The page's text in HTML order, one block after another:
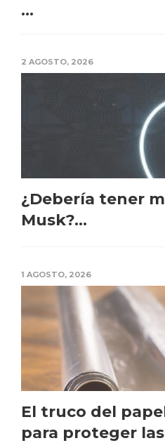
...
2 AGOSTO, 2026
¿Debería tener
Musk?...
1 AGOSTO, 2026
El truco del
para proteger